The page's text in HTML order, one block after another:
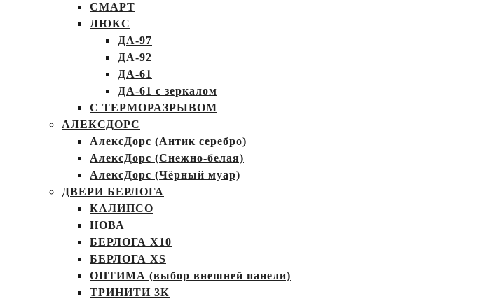
СМАРТ
ЛЮКС
ДА-97
ДА-92
ДА-61
ДА-61 с зеркалом
С ТЕРМОРАЗРЫВОМ
АЛЕКСДОРС
АлексДорс (Антик серебро)
АлексДорс (Снежно-белая)
АлексДорс (Чёрный муар)
ДВЕРИ БЕРЛОГА
КАЛИПСО
НОВА
БЕРЛОГА Х10
БЕРЛОГА XS
ОПТИМА (выбор внешней панели)
ТРИНИТИ 3К